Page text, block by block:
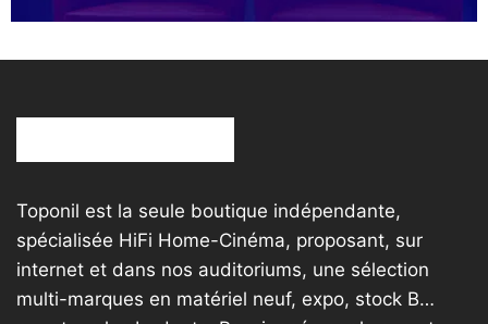
Toponil est la seule boutique indépendante,
spécialisée HiFi Home-Cinéma, proposant, sur
internet et dans nos auditoriums, une sélection
multi-marques en matériel neuf, expo, stock B…